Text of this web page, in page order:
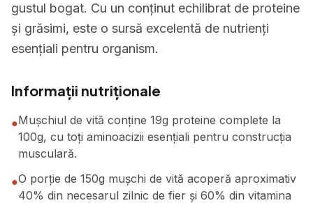
gustul bogat. Cu un conținut echilibrat de proteine
și grăsimi, este o sursă excelentă de nutrienți
esențiali pentru organism.
Informații nutriționale
●Mușchiul de vită conține 19g proteine complete la
100g, cu toți aminoacizii esențiali pentru construcția
musculară.
●O porție de 150g mușchi de vită acoperă aproximativ
40% din necesarul zilnic de fier și 60% din vitamina